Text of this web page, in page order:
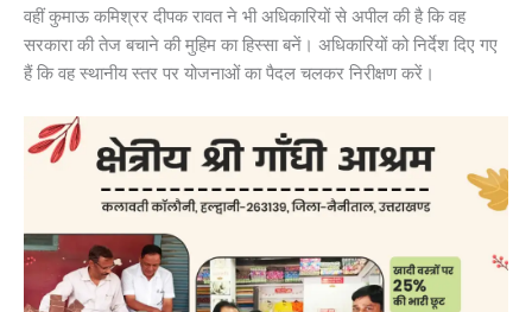
वहीं कुमाऊ कमिश्रर दीपक रावत ने भी अधिकारियों से अपील की है कि वह
सरकारा की तेज बचाने की मुहिम का हिस्सा बनें। अधिकारियों को निर्देश दिए गए
हैं कि वह स्थानीय स्तर पर योजनाओं का पैदल चलकर निरीक्षण करें।